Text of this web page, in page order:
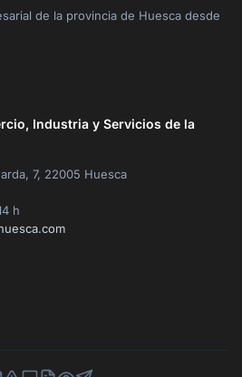
de la provincia de Huesca desde
Industria y Servicios de la
7, 22005 Huesca
h